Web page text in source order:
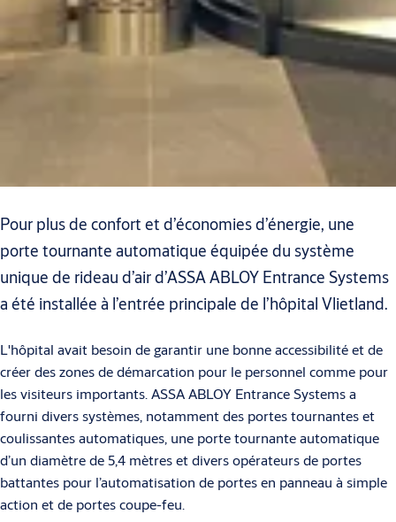
Pour plus de confort et d’économies d’énergie, une
porte tournante automatique équipée du système
unique de rideau d’air d’ASSA ABLOY Entrance Systems
a été installée à l’entrée principale de l’hôpital Vlietland.
L'hôpital avait besoin de garantir une bonne accessibilité et de
créer des zones de démarcation pour le personnel comme pour
les visiteurs importants. ASSA ABLOY Entrance Systems a
fourni divers systèmes, notamment des portes tournantes et
coulissantes automatiques, une porte tournante automatique
d’un diamètre de 5,4 mètres et divers opérateurs de portes
battantes pour l’automatisation de portes en panneau à simple
action et de portes coupe-feu.